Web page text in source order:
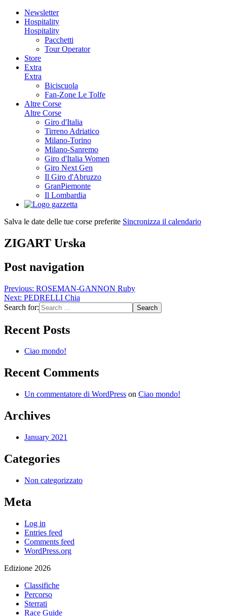
Newsletter
Hospitality
Hospitality
Pacchetti
Tour Operator
Store
Extra
Extra
Biciscuola
Fan-Zone Le Tolfe
Altre Corse
Altre Corse
Giro d'Italia
Tirreno Adriatico
Milano-Torino
Milano-Sanremo
Giro d'Italia Women
Giro Next Gen
Il Giro d'Abruzzo
GranPiemonte
Il Lombardia
Salva le date delle tue corse preferite Sincronizza il calendario
ZIGART Urska
Post navigation
Previous: ROSEMAN-GANNON Ruby
Next: PEDRELLI Chia
Search for:
Recent Posts
Ciao mondo!
Recent Comments
Un commentatore di WordPress on Ciao mondo!
Archives
January 2021
Categories
Non categorizzato
Meta
Log in
Entries feed
Comments feed
WordPress.org
Edizione 2026
Classifiche
Percorso
Sterrati
Race Guide